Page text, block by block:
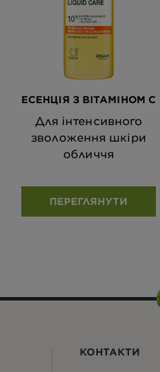
ЕСЕНЦІЯ З ВІТАМІНОМ С
Для інтенсивного
зволоження шкіри
обличчя
ПЕРЕГЛЯНУТИ
КОНТАКТИ